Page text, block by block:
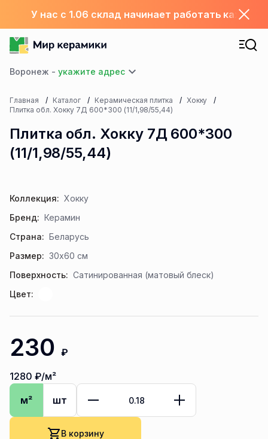
У нас с 1.06 склад начинает работать каждый
Воронеж -
Главная Каталог Керамическая плитка
Хокку
Плитка обл. Хокку 7Д 600*300 (11/1,98/55,44)
Плитка обл. Хокку 7Д 600*300
(11/1,98/55,44)
Коллекция: Хокку
Бренд: Керамин
Страна: Беларусь
Размер: 30x60 см
Поверхность: Сатинированная (матовый блеск)
Цвет:
230 ₽
1280 ₽/м²
м²
шт
В корзину